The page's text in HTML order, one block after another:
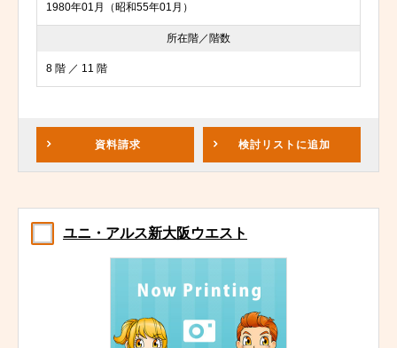
1980年01月（昭和55年01月）
所在階／階数
8 階 ／ 11 階
資料請求 検討リスト に追加
ユニ・アルス新大阪ウエスト